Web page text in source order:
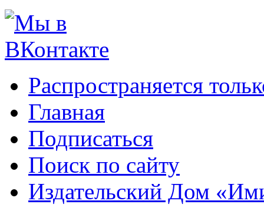
Распространяется
Главная
Подписаться
Поиск по сайту
Издательский Дом